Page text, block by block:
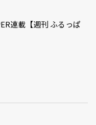
連載【週刊 ふるっぱ